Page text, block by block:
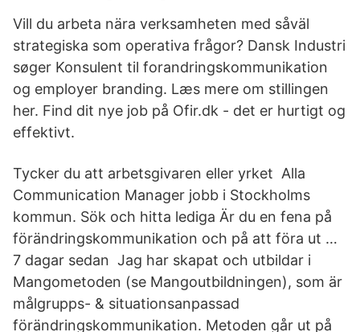
Vill du arbeta nära verksamheten med såväl
strategiska som operativa frågor? Dansk Industri
søger Konsulent til forandringskommunikation
og employer branding. Læs mere om stillingen
her. Find dit nye job på Ofir.dk - det er hurtigt og
effektivt.
Tycker du att arbetsgivaren eller yrket Alla
Communication Manager jobb i Stockholms
kommun. Sök och hitta lediga Är du en fena på
förändringskommunikation och på att föra ut …
7 dagar sedan Jag har skapat och utbildar i
Mangometoden (se Mangoutbildningen), som är
målgrupps- & situationsanpassad
förändringskommunikation. Metoden går ut på